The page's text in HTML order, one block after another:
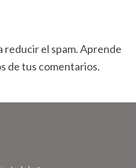
reducir el spam.Aprende
de tus comentarios.